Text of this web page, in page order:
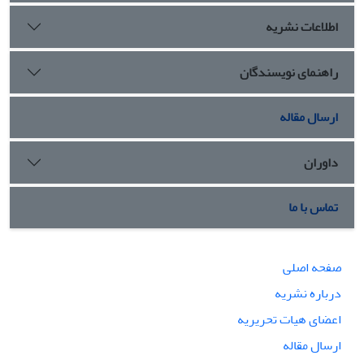
محتوایی آن شمرده می‌شود.
اطلاعات نشریه
راهنمای نویسندگان
ارسال مقاله
داوران
تماس با ما
صفحه اصلی
درباره نشریه
اعضای هیات تحریریه
ارسال مقاله